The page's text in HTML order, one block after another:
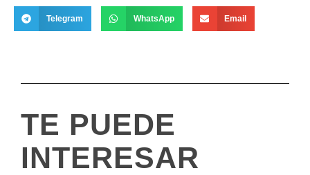
Telegram WhatsApp Email
TE PUEDE
INTERESAR